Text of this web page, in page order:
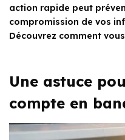
action rapide peut
compromission de vos
Découvrez comment
Une astuce
compte en